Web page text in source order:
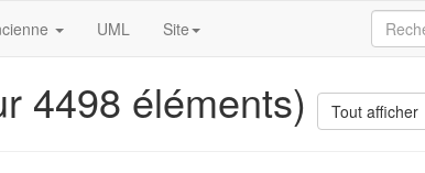
UML Site
4498 éléments) Tout afficher